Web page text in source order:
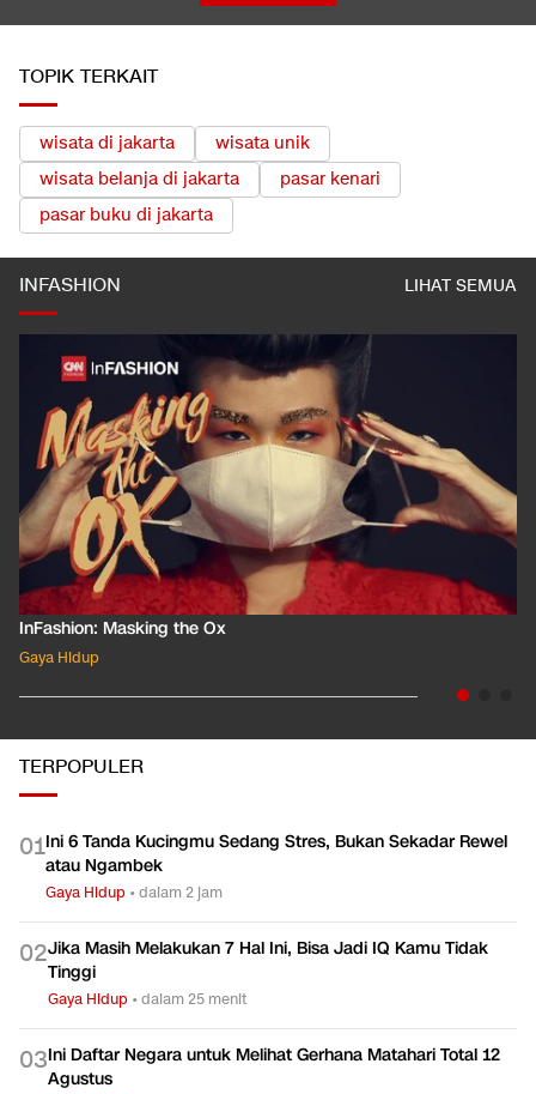
TOPIK TERKAIT
wisata di jakarta
wisata unik
wisata belanja di jakarta
pasar kenari
pasar buku di jakarta
INFASHION LIHAT SEMUA
InFashion: Masking the Ox
Gaya Hidup
TERPOPULER
01Ini 6 Tanda Kucingmu Sedang Stres, Bukan Sekadar Rewel
atau Ngambek
Gaya Hidup •dalam 2 jam
02Jika Masih Melakukan 7 Hal Ini, Bisa Jadi IQ Kamu Tidak
Tinggi
Gaya Hidup •dalam 25 menit
03Ini Daftar Negara untuk Melihat Gerhana Matahari Total 12
Agustus